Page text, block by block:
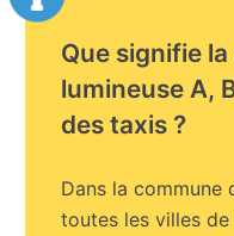
Que signifie
lumineuse A,
des taxis ?
Dans la commune
toutes les villes de